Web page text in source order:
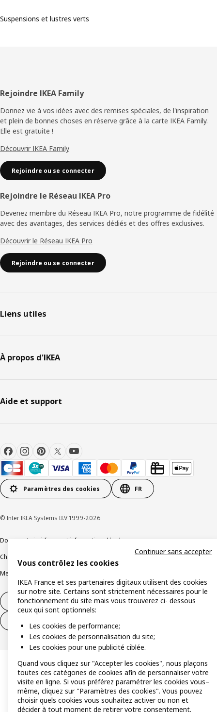
Suspensions et lustres verts
Pied
de
page
Rejoindre IKEA Family
Donnez vie à vos idées avec des remises spéciales, de l'inspiration
et plein de bonnes choses en réserve grâce à la carte IKEA Family.
Elle est gratuite !
Découvrir IKEA Family
Rejoindre ou se connecter
Rejoindre le Réseau IKEA Pro
Devenez membre du Réseau IKEA Pro, notre programme de fidélité
avec des avantages, des services dédiés et des offres exclusives.
Découvrir le Réseau IKEA Pro
Rejoindre ou se connecter
Liens utiles
À propos d'IKEA
Aide et support
Paramètres des cookies FR
© Inter IKEA Systems B.V 1999-2026
Documents juridiques et informations légales
Charte de protection des données
Politique relative aux cookies
Mentions légales
Formulaire de rétractation – produits
Vous contrôlez les cookies
IKEA France et ses partenaires digitaux utilisent des cookies
sur notre site. Certains sont strictement nécessaires pour le
fonctionnement du site mais vous trouverez ci- dessous
ceux qui sont optionnels:
Les cookies de performance;
Les cookies de personnalisation du site;
Les cookies pour une publicité ciblée.
Quand vous cliquez sur "Accepter les cookies", nous plaçons
toutes ces catégories de cookies afin de personnaliser votre
visite en ligne. Si vous préférez paramétrer les cookies vous–
même, cliquez sur "Paramètres des cookies". Vous pouvez
choisir quels cookies vous souhaitez activer ou non et
décider à tout moment de retirer votre consentement.
Continuer sans accepter